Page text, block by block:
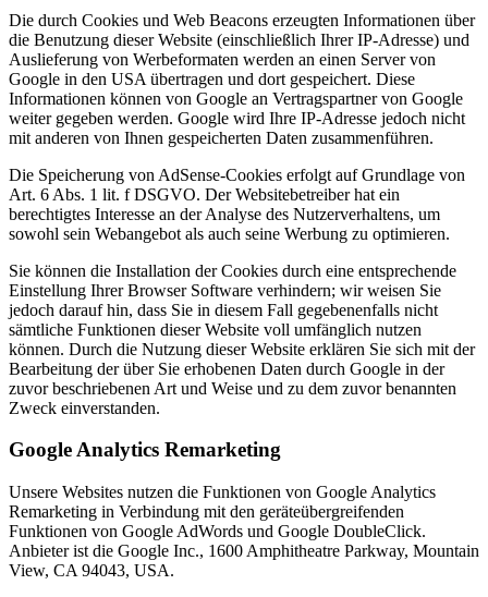
Die durch Cookies und Web Beacons erzeugten Informationen über
die Benutzung dieser Website (einschließlich Ihrer IP-Adresse) und
Auslieferung von Werbeformaten werden an einen Server von
Google in den USA übertragen und dort gespeichert. Diese
Informationen können von Google an Vertragspartner von Google
weiter gegeben werden. Google wird Ihre IP-Adresse jedoch nicht
mit anderen von Ihnen gespeicherten Daten zusammenführen.
Die Speicherung von AdSense-Cookies erfolgt auf Grundlage von
Art. 6 Abs. 1 lit. f DSGVO. Der Websitebetreiber hat ein
berechtigtes Interesse an der Analyse des Nutzerverhaltens, um
sowohl sein Webangebot als auch seine Werbung zu optimieren.
Sie können die Installation der Cookies durch eine entsprechende
Einstellung Ihrer Browser Software verhindern; wir weisen Sie
jedoch darauf hin, dass Sie in diesem Fall gegebenenfalls nicht
sämtliche Funktionen dieser Website voll umfänglich nutzen
können. Durch die Nutzung dieser Website erklären Sie sich mit der
Bearbeitung der über Sie erhobenen Daten durch Google in der
zuvor beschriebenen Art und Weise und zu dem zuvor benannten
Zweck einverstanden.
Google Analytics Remarketing
Unsere Websites nutzen die Funktionen von Google Analytics
Remarketing in Verbindung mit den geräteübergreifenden
Funktionen von Google AdWords und Google DoubleClick.
Anbieter ist die Google Inc., 1600 Amphitheatre Parkway, Mountain
View, CA 94043, USA.